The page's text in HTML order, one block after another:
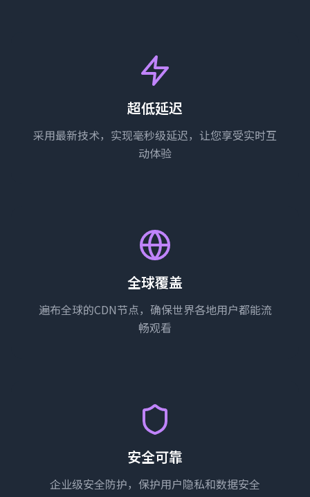
超低延迟
采用最新技术，实现毫秒级延迟，让您享受实时互
动体验
全球覆盖
遍布全球的CDN节点，确保世界各地用户都能流
畅观看
安全可靠
企业级安全防护，保护用户隐私和数据安全